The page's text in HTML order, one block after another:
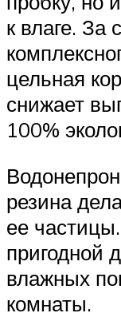
к влаге. За
цельная
снижает
100%
резина
ее
пригодной
влажных
комнаты.